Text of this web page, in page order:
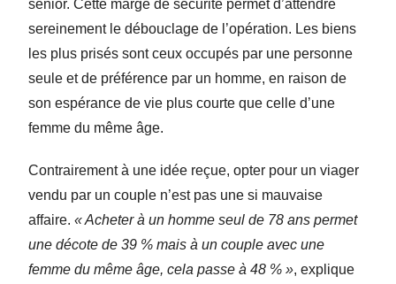
senior. Cette marge de sécurité permet d’attendre
sereinement le débouclage de l’opération. Les biens
les plus prisés sont ceux occupés par une personne
seule et de préférence par un homme, en raison de
son espérance de vie plus courte que celle d’une
femme du même âge.
Contrairement à une idée reçue, opter pour un viager
vendu par un couple n’est pas une si mauvaise
affaire. « Acheter à un homme seul de 78 ans permet
une décote de 39 % mais à un couple avec une
femme du même âge, cela passe à 48 % », explique